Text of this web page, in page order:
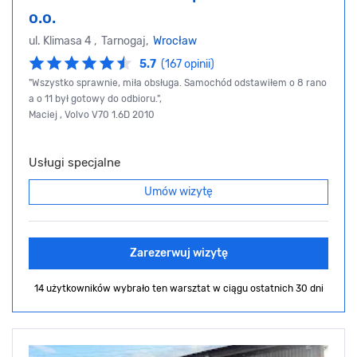
o.o.
ul. Klimasa 4 , Tarnogaj, Wrocław
5.7 (167 opinii)
"Wszystko sprawnie, miła obsługa. Samochód odstawiłem o 8 rano
a o 11 był gotowy do odbioru.",
Maciej , Volvo V70 1.6D 2010
Usługi specjalne
Umów wizytę
Zarezerwuj wizytę
14 użytkowników wybrało ten warsztat w ciągu ostatnich 30 dni